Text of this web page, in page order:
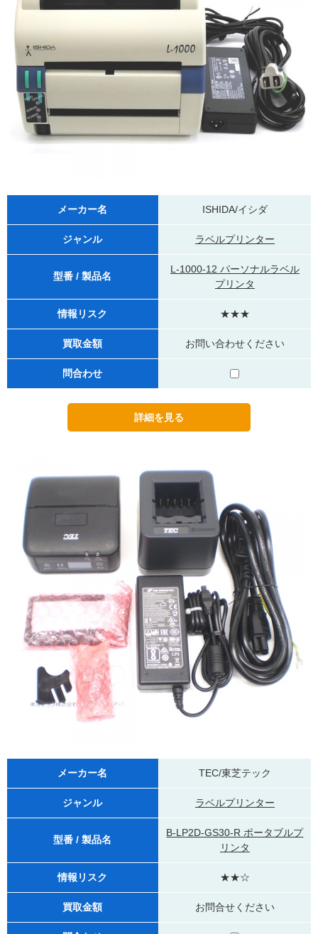
メーカー名 ISHIDA/イシダ
ジャンル ラベルプリンター
型番 / 製品名
L-1000-12 パーソナルラベル
プリンタ
情報リスク ★★★
買取金額 お問い合わせください
問合わせ
メーカー名 TEC/東芝テック
ジャンル ラベルプリンター
型番 / 製品名
B-LP2D-GS30-R ポータブルプ
リンタ
情報リスク ★★☆
買取金額 お問合せください